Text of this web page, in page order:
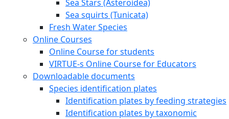
Sea Stars (Asteroidea)
Sea squirts (Tunicata)
Fresh Water Species
Online Courses
Online Course for students
VIRTUE-s Online Course for Educators
Downloadable documents
Species identification plates
Identification plates by feeding strategies
Identification plates by taxonomic